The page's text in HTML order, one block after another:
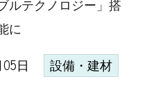
ルテクノロジー」搭
に
日 設備・建材